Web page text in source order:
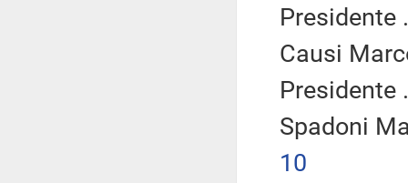
Presidente
Causi
Presidente
Spadoni
10